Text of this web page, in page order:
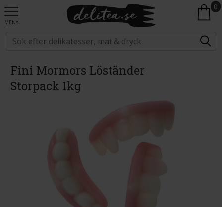
MENY
0
Fini Mormors Löständer
Storpack 1kg